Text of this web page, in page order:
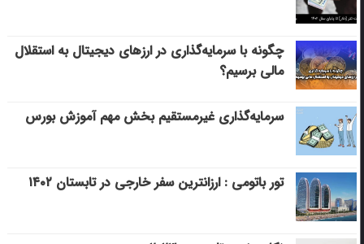
چگونه با سرمایه‌گذاری در ارزهای دیجیتال به استقلال
مالی برسیم؟
سرمایه‌گذاری غیرمستقیم بخش مهم آموزش بورس
تور باتومی : ارزانترین سفر خارجی در تابستان ۱۴۰۲